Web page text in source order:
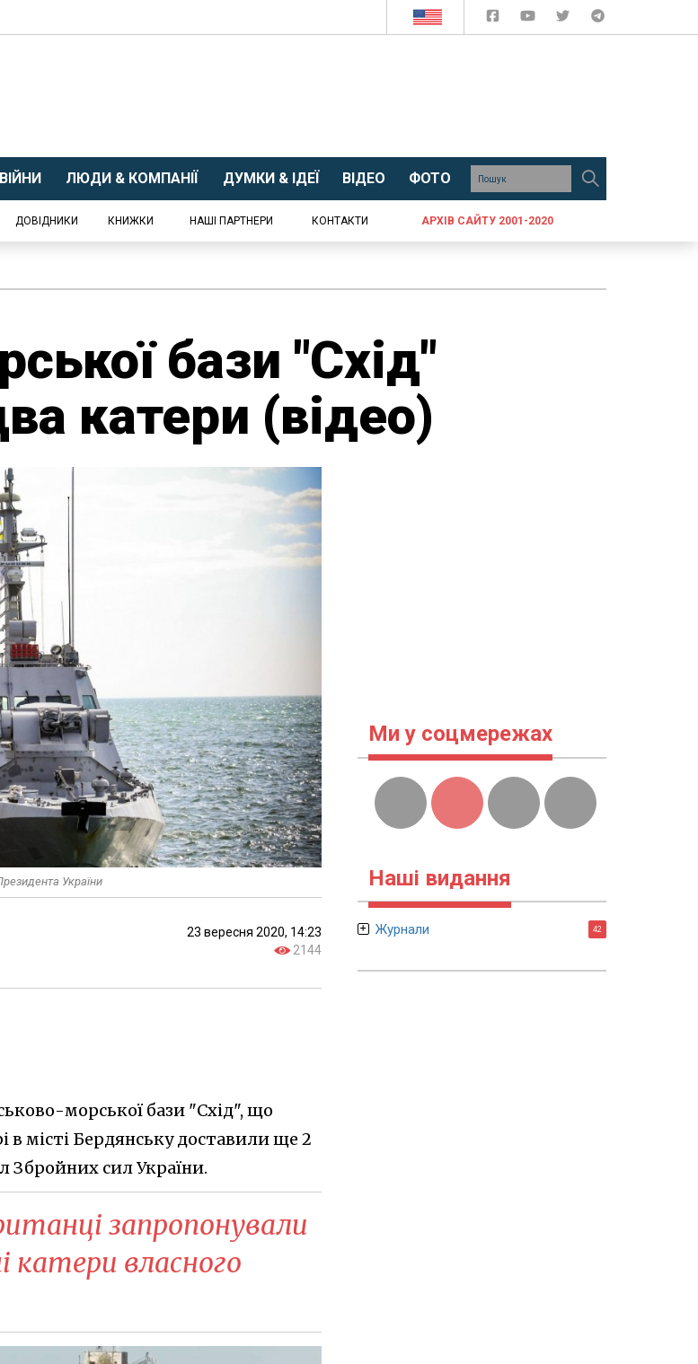
ЛЮДИ & КОМПАНІЇ ДУМКИ & ІДЕЇ ВІДЕО ФОТО
ДОВІДНИКИ КНИЖКИ НАШІ ПАРТНЕРИ КОНТАКТИ АРХІВ САЙТУ 2001-2020
бази "Схід"
катери (відео)
України
23 вересня 2020, 14:23
2144
морської бази "Схід", що
в місті Бердянську доставили ще 2
Збройних сил України.
запропонували
катери власного
Ми у соцмережах
Наші видання
Журнали 42